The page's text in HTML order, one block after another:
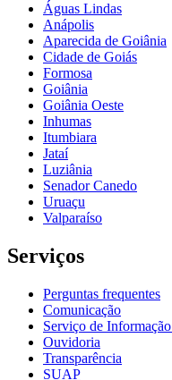
Águas Lindas
Anápolis
Aparecida de Goiânia
Cidade de Goiás
Formosa
Goiânia
Goiânia Oeste
Inhumas
Itumbiara
Jataí
Luziânia
Senador Canedo
Uruaçu
Valparaíso
Serviços
Perguntas frequentes
Comunicação
Serviço de
Ouvidoria
Transparência
SUAP